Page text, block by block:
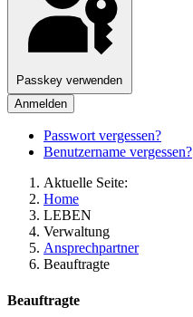
Passkey verwenden
Anmelden
Passwort vergessen?
Benutzername vergessen?
Aktuelle Seite:
Home
LEBEN
Verwaltung
Ansprechpartner
Beauftragte
Beauftragte